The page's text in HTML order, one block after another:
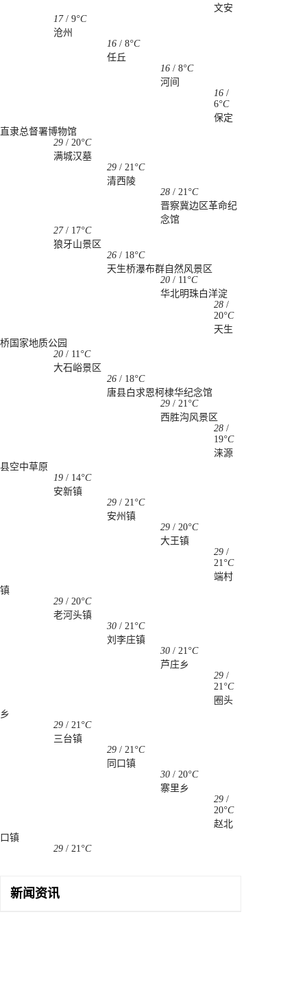
文安
17 / 9°C
沧州
16 / 8°C
任丘
16 / 8°C
河间
16 /
6°C
保定
直隶总督署博物馆
29 / 20°C
满城汉墓
29 / 21°C
清西陵
28 / 21°C
晋察冀边区革命纪
念馆
27 / 17°C
狼牙山景区
26 / 18°C
天生桥瀑布群自然风景区
20 / 11°C
华北明珠白洋淀
28 /
20°C
天生
桥国家地质公园
20 / 11°C
大石峪景区
26 / 18°C
唐县白求恩柯棣华纪念馆
29 / 21°C
西胜沟风景区
28 /
19°C
涞源
县空中草原
19 / 14°C
安新镇
29 / 21°C
安州镇
29 / 20°C
大王镇
29 /
21°C
端村
镇
29 / 20°C
老河头镇
30 / 21°C
刘李庄镇
30 / 21°C
芦庄乡
29 /
21°C
圈头
乡
29 / 21°C
三台镇
29 / 21°C
同口镇
30 / 20°C
寨里乡
29 /
20°C
赵北
口镇
29 / 21°C
新闻资讯